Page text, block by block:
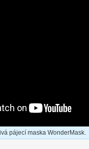
pájecí maska WonderMask.